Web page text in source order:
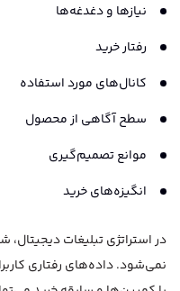
نیازها و دغدغه‌ها
رفتار خرید
کانال‌های مورد استفاده
سطح آگاهی از محصول
موانع تصمیم‌گیری
انگیزه‌های خرید
در استراتژی تبلیغات
نمی‌شود. داده‌های رفتاری